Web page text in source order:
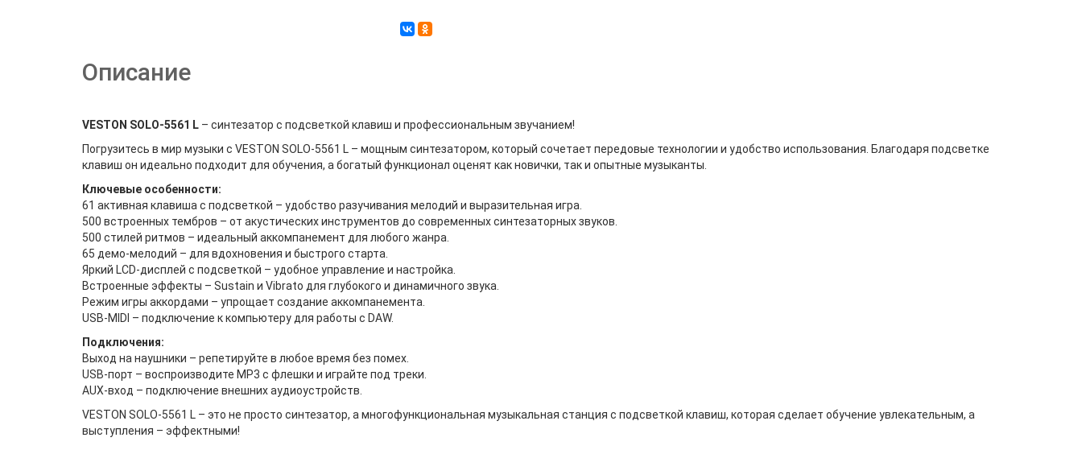
Описание
VESTON SOLO-5561 L – синтезатор с подсветкой клавиш и профессиональным звучанием!
Погрузитесь в мир музыки с VESTON SOLO-5561 L – мощным синтезатором, который сочетает передовые технологии и удобство использования. Благодаря подсветке
клавиш он идеально подходит для обучения, а богатый функционал оценят как новички, так и опытные музыканты.
Ключевые особенности:
61 активная клавиша с подсветкой – удобство разучивания мелодий и выразительная игра.
500 встроенных тембров – от акустических инструментов до современных синтезаторных звуков.
500 стилей ритмов – идеальный аккомпанемент для любого жанра.
65 демо-мелодий – для вдохновения и быстрого старта.
Яркий LCD-дисплей с подсветкой – удобное управление и настройка.
Встроенные эффекты – Sustain и Vibrato для глубокого и динамичного звука.
Режим игры аккордами – упрощает создание аккомпанемента.
USB-MIDI – подключение к компьютеру для работы с DAW.
Подключения:
Выход на наушники – репетируйте в любое время без помех.
USB-порт – воспроизводите MP3 с флешки и играйте под треки.
AUX-вход – подключение внешних аудиоустройств.
VESTON SOLO-5561 L – это не просто синтезатор, а многофункциональная музыкальная станция с подсветкой клавиш, которая сделает обучение увлекательным, а
выступления – эффектными!